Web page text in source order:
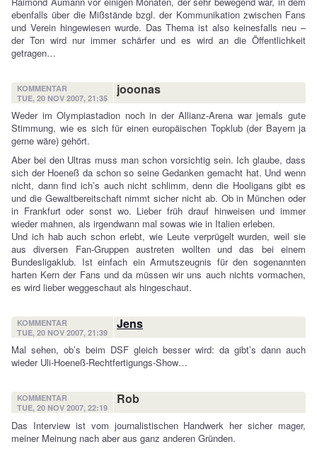
ebenfalls über die Mißstände bzgl. der Kommunikation zwischen Fans
und Verein hingewiesen wurde. Das Thema ist also keinesfalls neu –
der Ton wird nur immer schärfer und es wird an die Öffentlichkeit
getragen…
KOMMENTAR
TUE, 20 NOV 2007, 21:35
jooonas
Weder im Olympiastadion noch in der Allianz-Arena war jemals gute
Stimmung, wie es sich für einen europäischen Topklub (der Bayern ja
gerne wäre) gehört.
Aber bei den Ultras muss man schon vorsichtig sein. Ich glaube, dass
sich der Hoeneß da schon so seine Gedanken gemacht hat. Und wenn
nicht, dann find ich’s auch nicht schlimm, denn die Hooligans gibt es
und die Gewaltbereitschaft nimmt sicher nicht ab. Ob in München oder
in Frankfurt oder sonst wo. Lieber früh drauf hinweisen und immer
wieder mahnen, als irgendwann mal sowas wie in Italien erleben.
Und ich hab auch schon erlebt, wie Leute verprügelt wurden, weil sie
aus diversen Fan-Gruppen austreten wollten und das bei einem
Bundesligaklub. Ist einfach ein Armutszeugnis für den sogenannten
harten Kern der Fans und da müssen wir uns auch nichts vormachen,
es wird lieber weggeschaut als hingeschaut.
KOMMENTAR
TUE, 20 NOV 2007, 21:39
Jens
Mal sehen, ob’s beim DSF gleich besser wird: da gibt’s dann auch
wieder Uli-Hoeneß-Rechtfertigungs-Show…
KOMMENTAR
TUE, 20 NOV 2007, 22:19
Rob
Das Interview ist vom journalistischen Handwerk her sicher mager,
meiner Meinung nach aber aus ganz anderen Gründen.